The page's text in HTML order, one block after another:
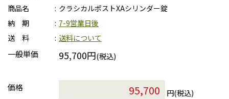
商品名
クラシカルポストXAシリンダー錠
納 期
7-9営業日後
送 料
送料について
一般単価 95,700円(税込)
価格
円(税込)